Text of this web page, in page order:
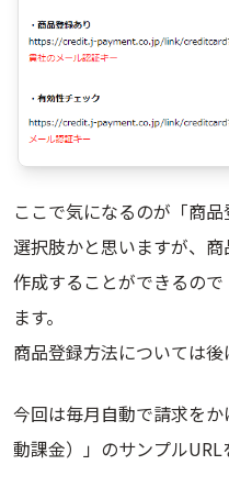
ここで気になるのが「商
選択肢かと思いますが、
作成することができるの
ます。
商品登録方法については後
今回は毎月自動で請求を
動課金）」のサンプルURL